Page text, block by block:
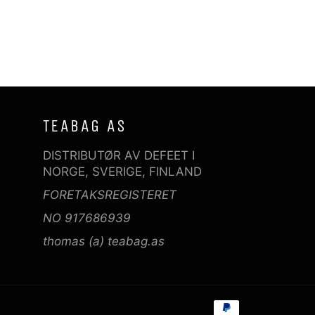
TEABAG AS
DISTRIBUTØR AV DEFEET I
NORGE, SVERIGE, FINLAND
FORETAKSREGISTERET
NO 917686939
thomas (a) teabag.as